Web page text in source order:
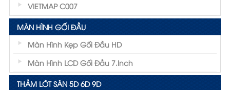
VIETMAP C007
MÀN HÌNH GỐI ĐẦU
Màn Hình Kẹp Gối Đầu HD
Màn Hình LCD Gối Đầu 7.inch
THẢM LÓT SÀN 5D 6D 9D